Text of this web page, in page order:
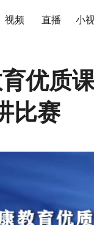
视频 直播 小
优质
比赛